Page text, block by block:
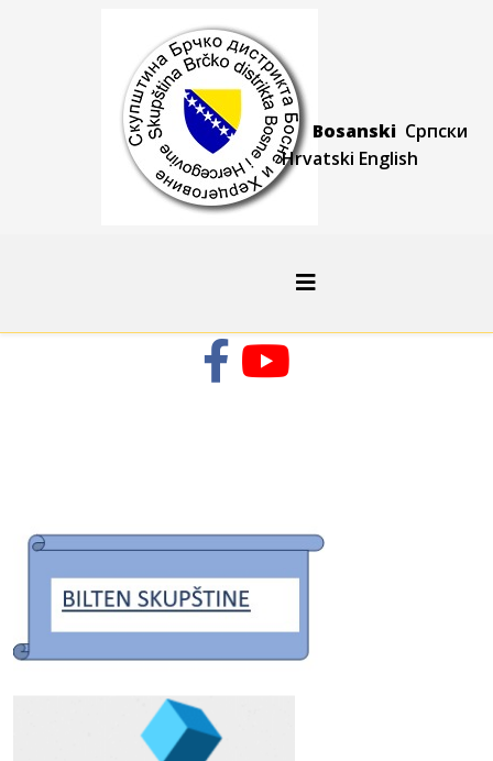
Bosanski Српски
Hrvatski English